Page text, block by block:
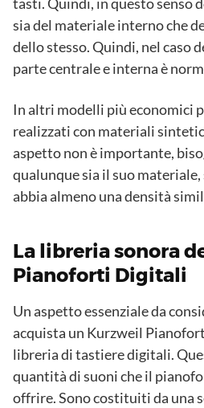
sia del materiale interno che
dello stesso. Quindi, nel caso
parte centrale e interna è
In altri modelli più economici
realizzati con materiali
aspetto non è importante,
qualunque sia il suo materiale,
abbia almeno una densità
La libreria sonora
Pianoforti Digitali
Un aspetto essenziale da
acquista un Kurzweil
libreria di tastiere digitali.
quantità di suoni che il
offrire. Sono costituiti da una